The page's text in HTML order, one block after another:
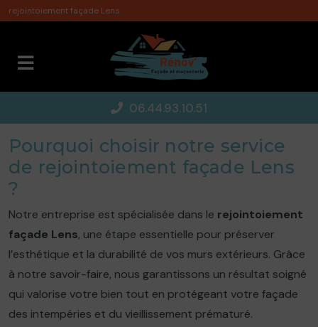
rejointoiement façade Lens
06.44.93.10.51
Pourquoi choisir notre service
de rejointoiement façade Lens
?
Notre entreprise est spécialisée dans le rejointoiement
façade Lens, une étape essentielle pour préserver
l’esthétique et la durabilité de vos murs extérieurs. Grâce
à notre savoir-faire, nous garantissons un résultat soigné
qui valorise votre bien tout en protégeant votre façade
des intempéries et du vieillissement prématuré.
Panneau de gestion des cookies